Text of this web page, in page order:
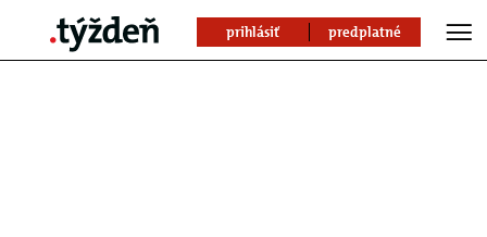
prihlásiť predplatné